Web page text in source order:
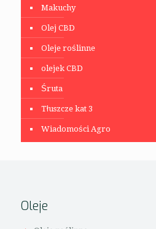
Makuchy
Olej CBD
Oleje roślinne
olejek CBD
Śruta
Tłuszcze kat 3
Wiadomości Agro
Oleje